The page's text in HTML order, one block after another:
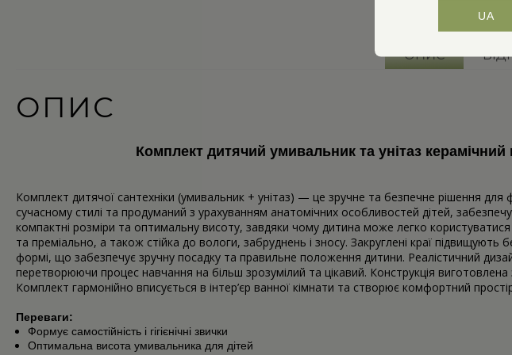
ОПИС
ОПИС
Комплект дитячий умивальник та унітаз
Комплект дитячої сантехніки (умивальник + унітаз) — це зручне та безпечне рішення
сучасному стилі та продуманий з урахуванням анатомічних особливостей дітей,
компактні розміри та оптимальну висоту, завдяки чому дитина може легко
та преміально, а також стійка до вологи, забруднень і зносу. Закруглені краї
формі, що забезпечує зручну посадку та правильне положення дитини. Реалістичний
перетворюючи процес навчання на більш зрозумілий та цікавий. Конструкція
Комплект гармонійно вписується в інтер’єр ванної кімнати та створює комфортний
Переваги:
Формує самостійність і гігієнічні звички
Оптимальна висота умивальника для дітей
UA